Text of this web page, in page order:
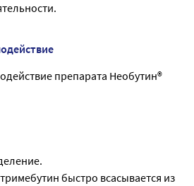
препарата Необутин®
быстро всасывается из